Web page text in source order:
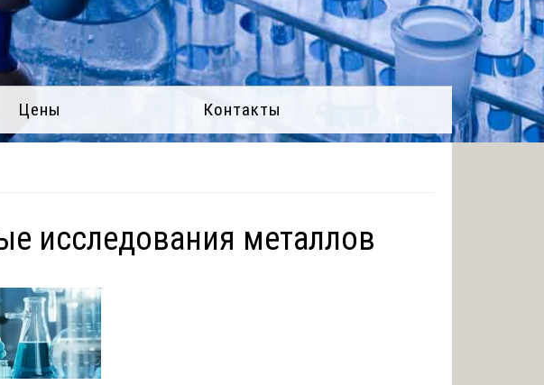
Цены Контакты
исследования металлов